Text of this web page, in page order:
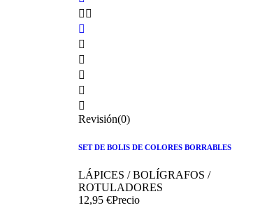
 






Revisión(0)
SET DE BOLIS DE COLORES BORRABLES
LÁPICES / BOLÍGRAFOS /
ROTULADORES
12,95 €Precio